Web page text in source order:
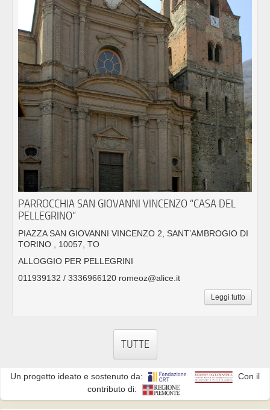
PARROCCHIA SAN GIOVANNI VINCENZO “CASA DEL
PELLEGRINO”
PIAZZA SAN GIOVANNI VINCENZO 2, SANT’AMBROGIO DI
TORINO , 10057, TO
ALLOGGIO PER PELLEGRINI
011939132 / 3336966120 romeoz@alice.it
Leggi tutto
TUTTE
Un progetto ideato e sostenuto da:
Con il
contributo di: